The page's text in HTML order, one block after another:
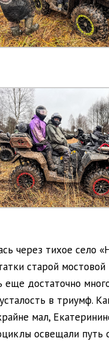
через тихое
старой
еще достаточно
в триумф.
мал,
освещали путь